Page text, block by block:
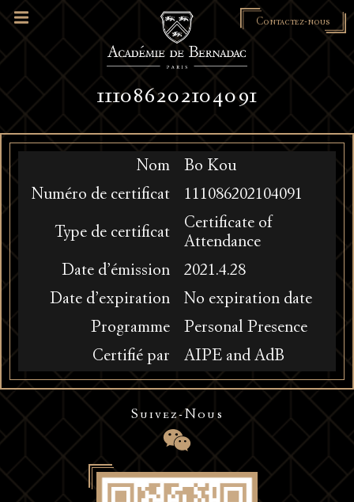
Contactez-nous
111086202104091
Nom
Bo Kou
Numéro de certificat
111086202104091
Type de certificat
Certificate of
Attendance
Date d’émission
2021.4.28
Date d’expiration
No expiration date
Programme
Personal Presence
Certifié par
AIPE and AdB
Suivez-Nous